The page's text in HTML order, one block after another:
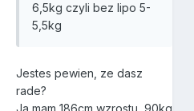
6,5kg czyli bez lipo 5-
5,5kg
Jestes pewien, ze dasz
rade?